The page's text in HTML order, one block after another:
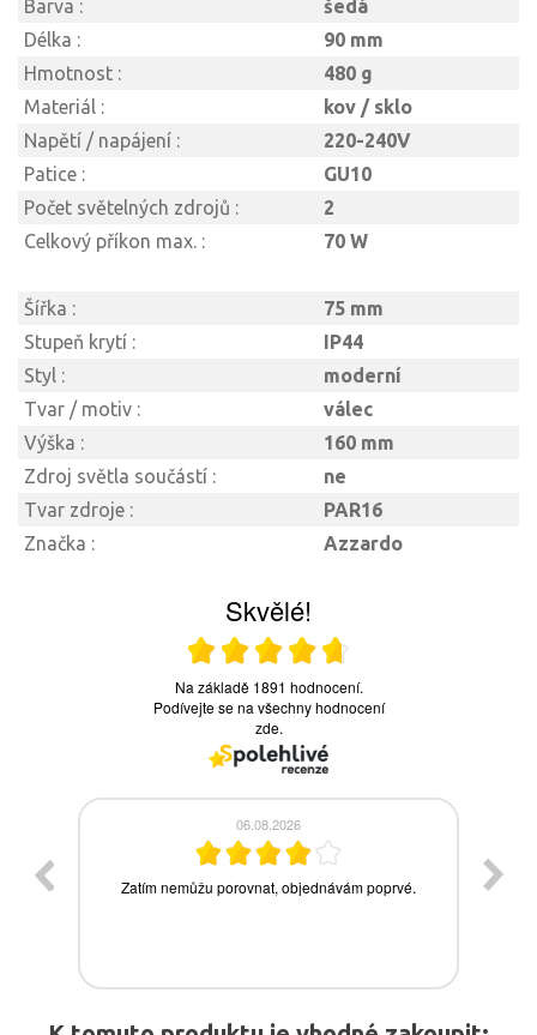
Barva :
šedá
Délka :
90 mm
Hmotnost :
480 g
Materiál :
kov / sklo
Napětí / napájení :
220-240V
Patice :
GU10
Počet světelných zdrojů :
2
Celkový příkon max. :
70 W
Šířka :
75 mm
Stupeň krytí :
IP44
Styl :
moderní
Tvar / motiv :
válec
Výška :
160 mm
Zdroj světla součástí :
ne
Tvar zdroje :
PAR16
Značka :
Azzardo